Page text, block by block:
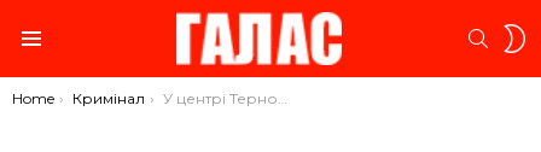
You are here:
Home Кримінал У центрі Тернополя чоловік пістолетом погрожував перехожим (ФОТО)